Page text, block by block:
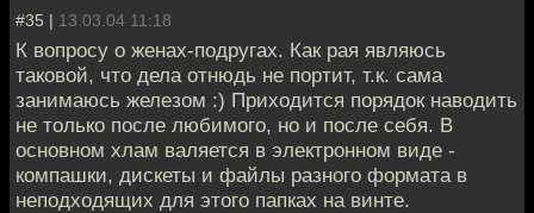
#35 | 13.03.04 11:18
К вопросу о женах-подругах. Как рая являюсь
таковой, что дела отнюдь не портит, т.к. сама
занимаюсь железом :) Приходится порядок наводить
не только после любимого, но и после себя. В
основном хлам валяется в электронном виде -
компашки, дискеты и файлы разного формата в
неподходящих для этого папках на винте.